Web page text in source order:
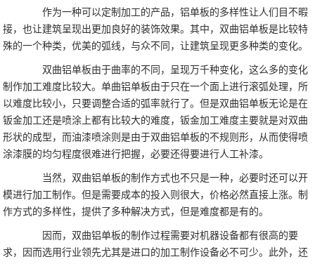
作为一种可以定制加工的产品，铝单板的多样性让人们目不暇
接，也让建筑呈现出更加良好的装饰效果。其中，双曲铝单板是比较特
殊的一个种类，优美的弧线，与众不同，让建筑呈现更多种类的变化。
双曲铝单板由于曲率的不同，呈现万千种变化，这么多的变化
制作加工难度比较大。单曲铝单板由于只在一个面上进行滚弧处理，所
以难度比较小，只要调整合适的弧率就行了。但是双曲铝单板无论是在
钣金加工还是喷涂上都有比较大的难度，钣金加工难度主要就是对双曲
形状的成型，而油漆喷涂则是由于双曲铝单板的不规则形，从而使得喷
涂漆膜的均匀程度很难进行把握，必要还得要进行人工补漆。
当然，双曲铝单板的制作方式也不只是一种，必要时还可以开
模进行加工制作。但是需要成本的投入则很大，价格必然直接上涨。制
作方式的多样性，提供了多种解决方式，但是难度都是有的。
因而，双曲铝单板的制作过程需要对机器设备都有很高的要
求，因而选用行业领先尤其是进口的加工制作设备必不可少。此外，还